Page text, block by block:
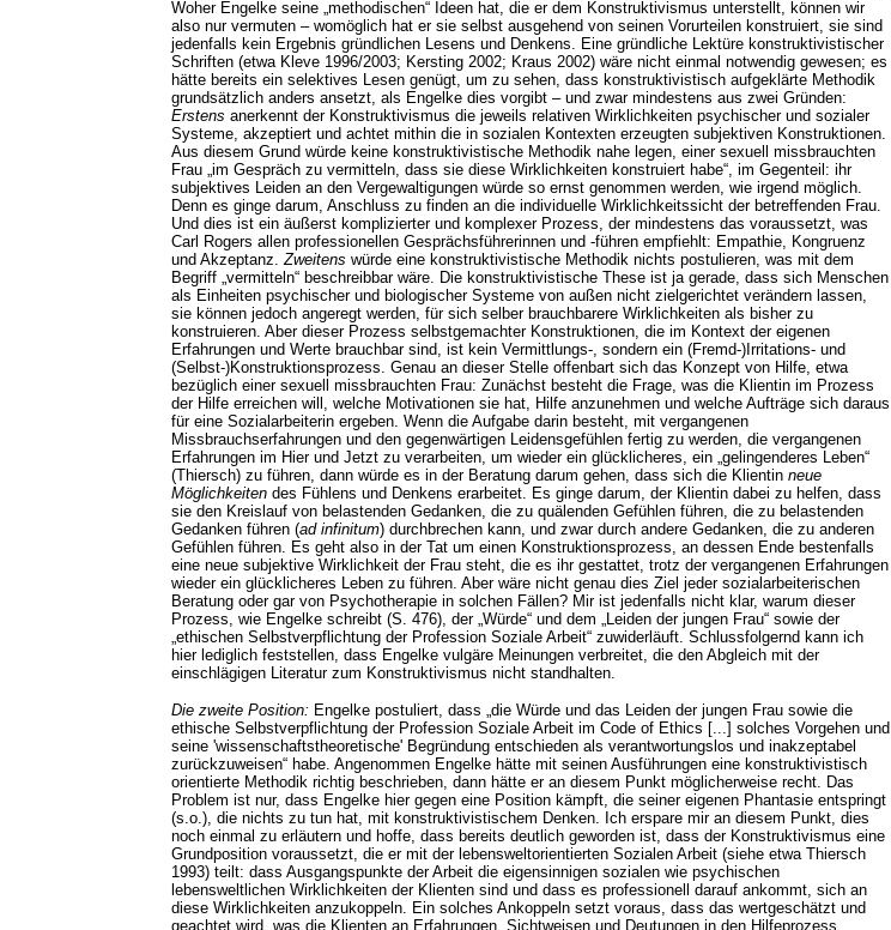
Woher Engelke seine „methodischen“ Ideen hat, die er dem Konstruktivismus unterstellt, können wir
also nur vermuten – womöglich hat er sie selbst ausgehend von seinen Vorurteilen konstruiert, sie sind
jedenfalls kein Ergebnis gründlichen Lesens und Denkens. Eine gründliche Lektüre konstruktivistischer
Schriften (etwa Kleve 1996/2003; Kersting 2002; Kraus 2002) wäre nicht einmal notwendig gewesen; es
hätte bereits ein selektives Lesen genügt, um zu sehen, dass konstruktivistisch aufgeklärte Methodik
grundsätzlich anders ansetzt, als Engelke dies vorgibt – und zwar mindestens aus zwei Gründen:
Erstens anerkennt der Konstruktivismus die jeweils relativen Wirklichkeiten psychischer und sozialer
Systeme, akzeptiert und achtet mithin die in sozialen Kontexten erzeugten subjektiven Konstruktionen.
Aus diesem Grund würde keine konstruktivistische Methodik nahe legen, einer sexuell missbrauchten
Frau „im Gespräch zu vermitteln, dass sie diese Wirklichkeiten konstruiert habe“, im Gegenteil: ihr
subjektives Leiden an den Vergewaltigungen würde so ernst genommen werden, wie irgend möglich.
Denn es ginge darum, Anschluss zu finden an die individuelle Wirklichkeitssicht der betreffenden Frau.
Und dies ist ein äußerst komplizierter und komplexer Prozess, der mindestens das voraussetzt, was
Carl Rogers allen professionellen Gesprächsführerinnen und -führen empfiehlt: Empathie, Kongruenz
und Akzeptanz.Zweitens würde eine konstruktivistische Methodik nichts postulieren, was mit dem
Begriff „vermitteln“ beschreibbar wäre. Die konstruktivistische These ist ja gerade, dass sich Menschen
als Einheiten psychischer und biologischer Systeme von außen nicht zielgerichtet verändern lassen,
sie können jedoch angeregt werden, für sich selber brauchbarere Wirklichkeiten als bisher zu
konstruieren. Aber dieser Prozess selbstgemachter Konstruktionen, die im Kontext der eigenen
Erfahrungen und Werte brauchbar sind, ist kein Vermittlungs-, sondern ein (Fremd-)Irritations- und
(Selbst-)Konstruktionsprozess. Genau an dieser Stelle offenbart sich das Konzept von Hilfe, etwa
bezüglich einer sexuell missbrauchten Frau: Zunächst besteht die Frage, was die Klientin im Prozess
der Hilfe erreichen will, welche Motivationen sie hat, Hilfe anzunehmen und welche Aufträge sich daraus
für eine Sozialarbeiterin ergeben. Wenn die Aufgabe darin besteht, mit vergangenen
Missbrauchserfahrungen und den gegenwärtigen Leidensgefühlen fertig zu werden, die vergangenen
Erfahrungen im Hier und Jetzt zu verarbeiten, um wieder ein glücklicheres, ein „gelingenderes Leben“
(Thiersch) zu führen, dann würde es in der Beratung darum gehen, dass sich die Klientin neue
Möglichkeiten des Fühlens und Denkens erarbeitet. Es ginge darum, der Klientin dabei zu helfen, dass
sie den Kreislauf von belastenden Gedanken, die zu quälenden Gefühlen führen, die zu belastenden
Gedanken führen (ad infinitum) durchbrechen kann, und zwar durch andere Gedanken, die zu anderen
Gefühlen führen. Es geht also in der Tat um einen Konstruktionsprozess, an dessen Ende bestenfalls
eine neue subjektive Wirklichkeit der Frau steht, die es ihr gestattet, trotz der vergangenen Erfahrungen
wieder ein glücklicheres Leben zu führen. Aber wäre nicht genau dies Ziel jeder sozialarbeiterischen
Beratung oder gar von Psychotherapie in solchen Fällen? Mir ist jedenfalls nicht klar, warum dieser
Prozess, wie Engelke schreibt (S. 476), der „Würde“ und dem „Leiden der jungen Frau“ sowie der
„ethischen Selbstverpflichtung der Profession Soziale Arbeit“ zuwiderläuft. Schlussfolgernd kann ich
hier lediglich feststellen, dass Engelke vulgäre Meinungen verbreitet, die den Abgleich mit der
einschlägigen Literatur zum Konstruktivismus nicht standhalten.
Die zweite Position: Engelke postuliert, dass „die Würde und das Leiden der jungen Frau sowie die
ethische Selbstverpflichtung der Profession Soziale Arbeit im Code of Ethics [...] solches Vorgehen und
seine 'wissenschaftstheoretische' Begründung entschieden als verantwortungslos und inakzeptabel
zurückzuweisen“ habe. Angenommen Engelke hätte mit seinen Ausführungen eine konstruktivistisch
orientierte Methodik richtig beschrieben, dann hätte er an diesem Punkt möglicherweise recht. Das
Problem ist nur, dass Engelke hier gegen eine Position kämpft, die seiner eigenen Phantasie entspringt
(s.o.), die nichts zu tun hat, mit konstruktivistischem Denken. Ich erspare mir an diesem Punkt, dies
noch einmal zu erläutern und hoffe, dass bereits deutlich geworden ist, dass der Konstruktivismus eine
Grundposition voraussetzt, die er mit der lebensweltorientierten Sozialen Arbeit (siehe etwa Thiersch
1993) teilt: dass Ausgangspunkte der Arbeit die eigensinnigen sozialen wie psychischen
lebensweltlichen Wirklichkeiten der Klienten sind und dass es professionell darauf ankommt, sich an
diese Wirklichkeiten anzukoppeln. Ein solches Ankoppeln setzt voraus, dass das wertgeschätzt und
geachtet wird, was die Klienten an Erfahrungen, Sichtweisen und Deutungen in den Hilfeprozess